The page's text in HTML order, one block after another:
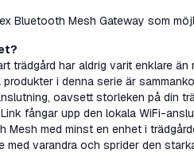
Bluetooth Mesh Gateway som
trädgård har aldrig varit enklare
i denna serie är
oavsett storleken på din
fångar upp den lokala WiFi-
Mesh med minst en enhet i
med varandra och sprider den